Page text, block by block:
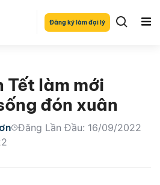
Đăng ký làm đại lý
Tết làm mới
đón xuân
Đăng Lần Đầu: 16/09/2022